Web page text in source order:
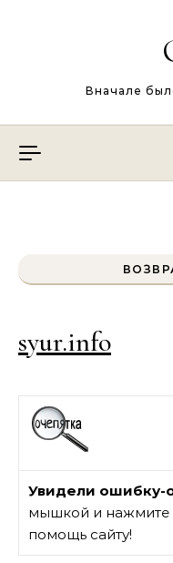
Вначале
syur.info
Увидели ошибку-
мышкой и нажмите
помощь сайту!